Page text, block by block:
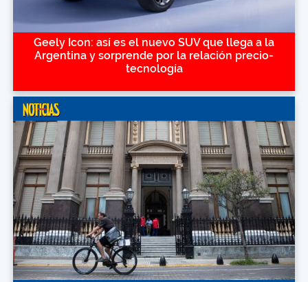
Geely Icon: así es el nuevo SUV que llega a la
Argentina y sorprende por la relación precio-
tecnología